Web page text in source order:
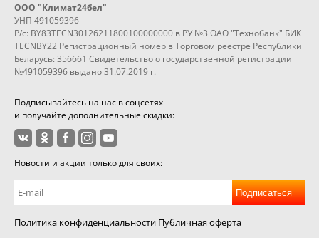
ООО "Климат24бел"
УНП 491059396
Р/с: BY83TECN30126211800100000000 в РУ №3 ОАО "Технобанк" БИК
TECNBY22 Регистрационный номер в Торговом реестре Республики
Беларусь: 356661 Свидетельство о государственной регистрации
№491059396 выдано 31.07.2019 г.
Подписывайтесь на нас в соцсетях
и получайте дополнительные скидки:
Новости и акции только для своих:
Подписаться
Политика конфиденциальности Публичная оферта